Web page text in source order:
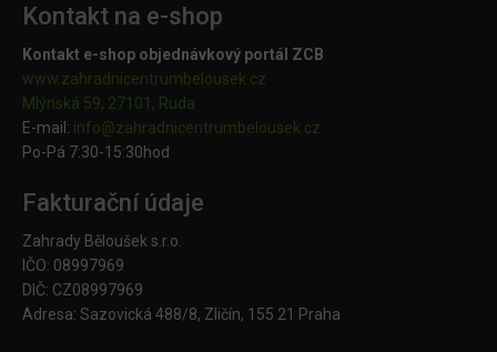
Kontakt na e-shop
Kontakt e-shop objednávkový portál ZCB
www.zahradnicentrumbelousek.cz
Mlýnská 59, 27101, Ruda
E-mail: info@zahradnicentrumbelousek. cz
Po-Pá 7:30-15:30hod
Fakturační údaje
Zahrady Běloušek s.r.o.
IČO: 08997969
DIČ: CZ08997969
Adresa: Sazovická 488/8, Zličín, 155 21 Praha